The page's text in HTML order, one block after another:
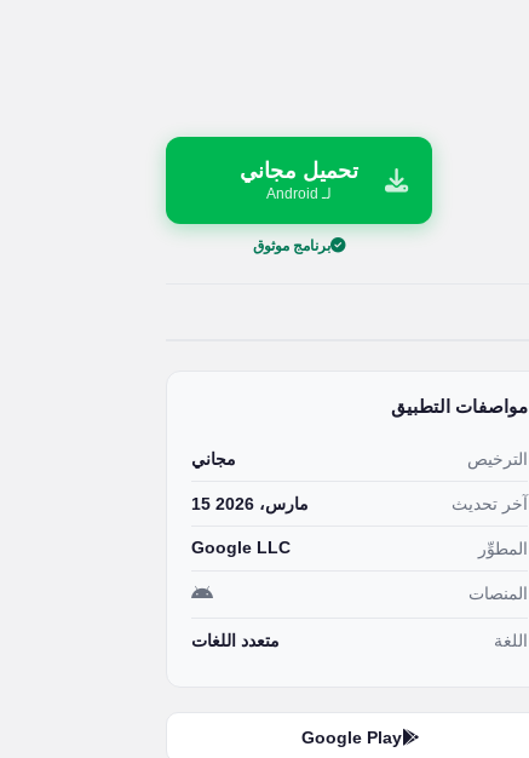
تحميل مجاني
لـ Android
برنامج موثوق
مواصفات التطبيق
الترخيص مجاني
آخر تحديث 15 مارس، 2026
المطوِّر Google LLC
المنصات
اللغة متعدد اللغات
Google Play